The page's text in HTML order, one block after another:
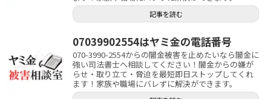
記事を読む
07039902554はヤミ金の電話番号
070-3990-2554からの闇金被害を止めたいなら闇金に
強い司法書士へ相談してください！闇金からの嫌が
らせ・取り立て・脅迫を最短即日ストップしてくれ
ます！家族や職場にバレずに解決ができます。